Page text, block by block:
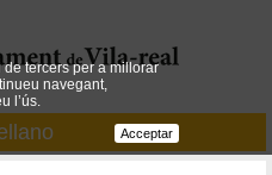
tercers per a millorar
navegant,
l’ús.
Acceptar